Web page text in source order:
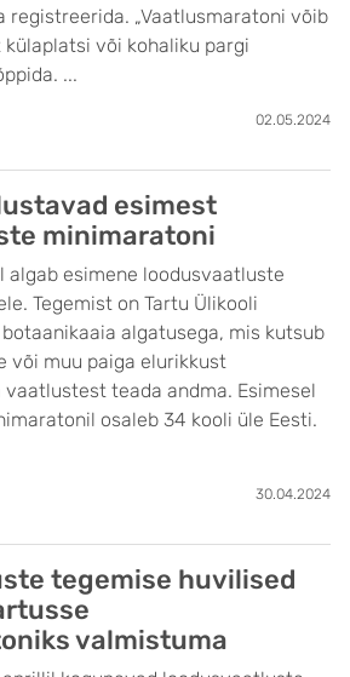
registreerida. „Vaatlusmaratoni võib
või kohaliku pargi
...
02.05.2024
esimest
minimaratoni
algab esimene loodusvaatluste
Tegemist on Tartu Ülikooli
algatusega, mis kutsub
või muu paiga elurikkust
teada andma. Esimesel
osaleb 34 kooli üle Eesti.
30.04.2024
tegemise huvilised
valmistuma